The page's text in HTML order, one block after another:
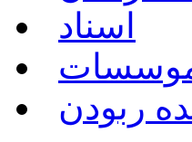
اسناد
ربودن